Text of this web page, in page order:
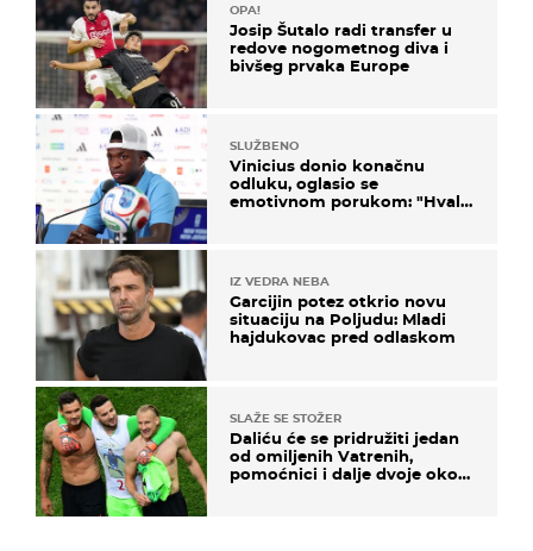
OPA!
Josip Šutalo radi transfer u
redove nogometnog diva i
bivšeg prvaka Europe
SLUŽBENO
Vinicius donio konačnu
odluku, oglasio se
emotivnom porukom: "Hvala
IZ VEDRA NEBA
Garcijin potez otkrio novu
situaciju na Poljudu: Mladi
hajdukovac pred odlaskom
SLAŽE SE STOŽER
Daliću će se pridružiti jedan
od omiljenih Vatrenih,
pomoćnici i dalje dvoje oko